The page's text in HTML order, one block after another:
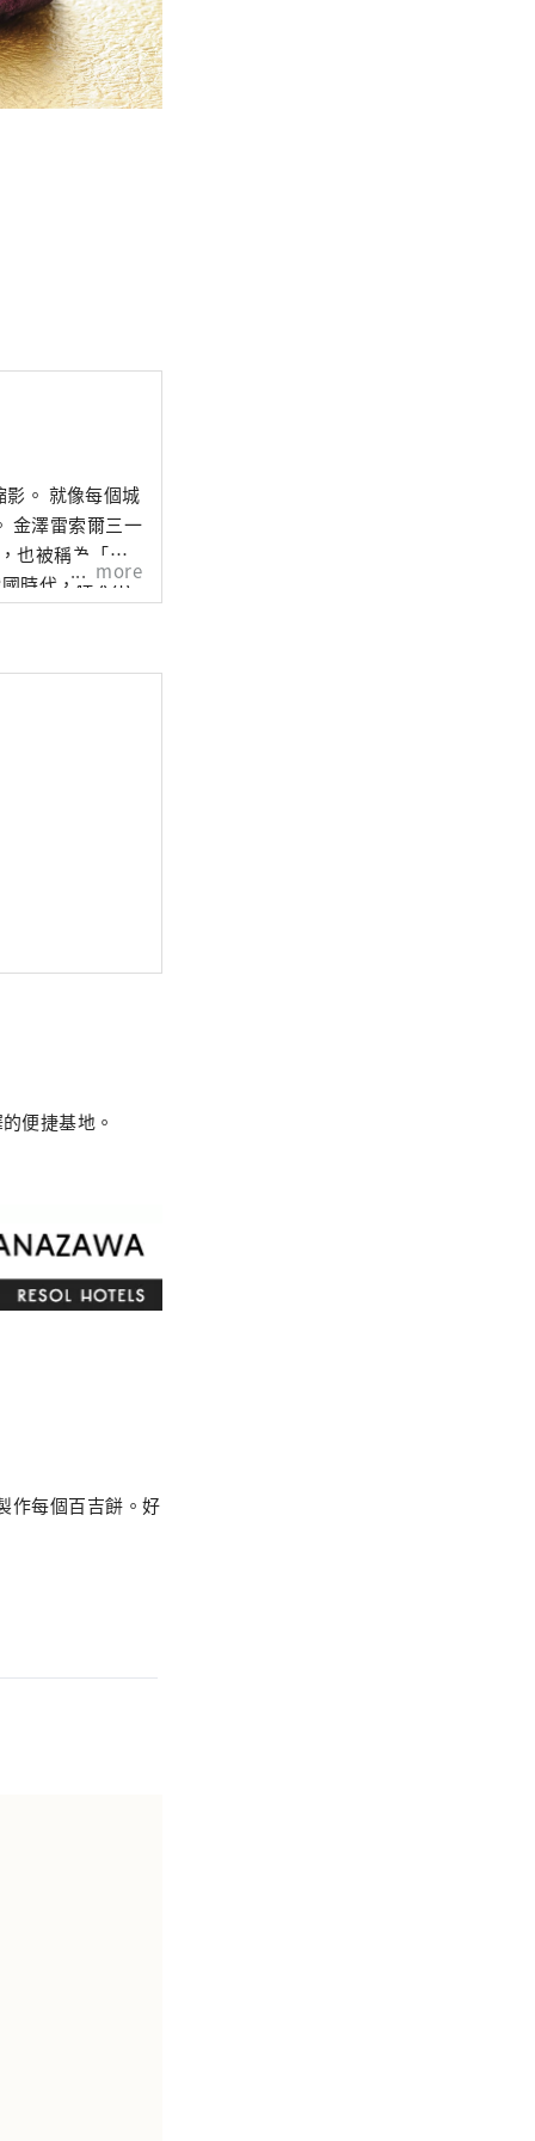
。 就像每個城
時代，在大小
索爾三一飯店
在緊張和放鬆
處、擁有悠久
中
more
便捷基地。
作每個百吉餅。好